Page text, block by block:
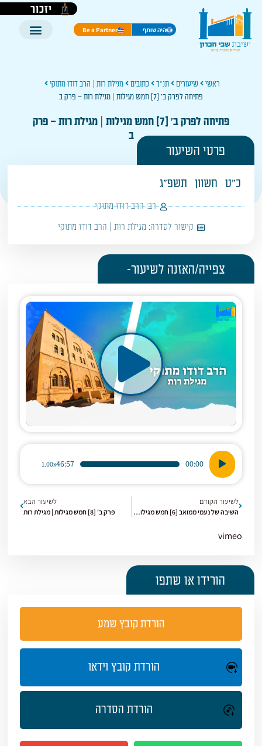
יזכור
היה שותף Be a Partner
ראשי שיעורים תנ"ך כתובים
מגילת רות | הרב דודו מתוקי
פתיחה לפרק ב' [7] חמש מגילות | מגילת רות – פרק ב
פתיחה לפרק ב' [7] חמש מגילות | מגילת רות – פרק
ב
פרטי השיעור
כ"ט חשוון תשפ"ג
רב: הרב דודו מתוקי
קישור לסדרה: מגילת רות | הרב דודו מתוקי
צפייה/האזנה לשיעור-
נגן
אודיו
00:00
46:57
1.00x
לשיעור הקודם
השיבה של נעמי ממואב [6] חמש מגילות | מגילת רות
לשיעור הבא
פרק ב' [8] חמש מגילות | מגילת רות
vimeo
הורידו או שתפו
הורדת קובץ שמע
הורדת קובץ וידאו
הורדת הסדרה